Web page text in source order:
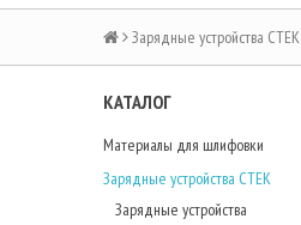
Зарядные устройства CTEK
КАТАЛОГ
Материалы для шлифовки
Зарядные устройства CTEK
Зарядные устройства